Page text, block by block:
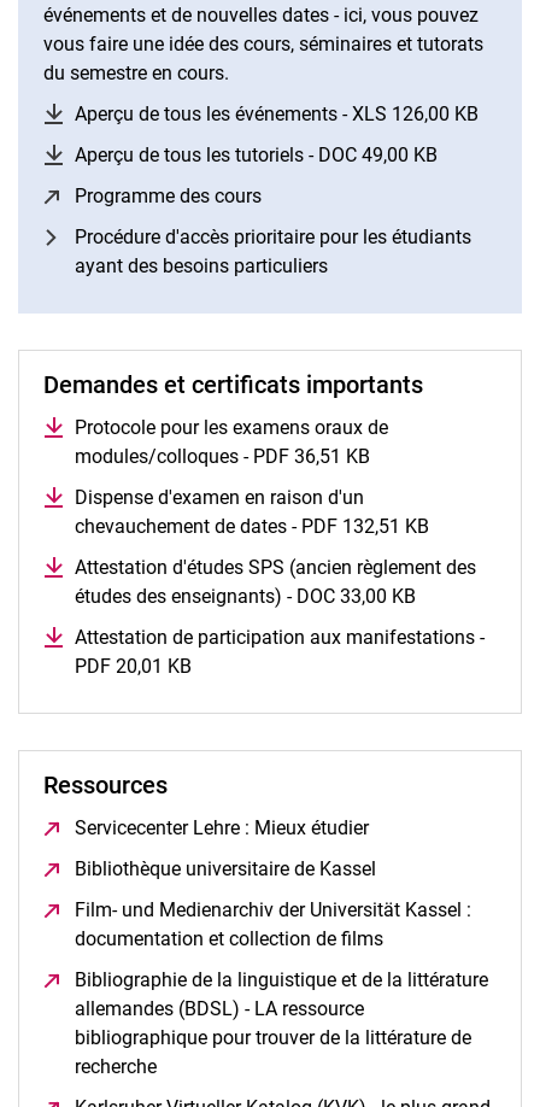
événements et de nouvelles dates - ici, vous pouvez
vous faire une idée des cours, séminaires et tutorats
du semestre en cours.
Aperçu de tous les événements - XLS 126,00 KB
Aperçu de tous les tutoriels - DOC 49,00 KB
Programme des cours
Procédure d'accès prioritaire pour les étudiants
ayant des besoins particuliers
Demandes et certificats importants
Protocole pour les examens oraux de
modules/colloques - PDF 36,51 KB
Dispense d'examen en raison d'un
chevauchement de dates - PDF 132,51 KB
Attestation d'études SPS (ancien règlement des
études des enseignants) - DOC 33,00 KB
Attestation de participation aux manifestations -
PDF 20,01 KB
Ressources
Servicecenter Lehre : Mieux étudier(opens in a new
Bibliothèque universitaire de Kassel
Film- und Medienarchiv der Universität Kassel :
documentation et collection de films
Bibliographie de la linguistique et de la littérature
allemandes (BDSL) - LA ressource
bibliographique pour trouver de la littérature de
recherche